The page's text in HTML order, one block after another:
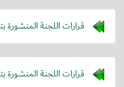
قرارات اللجنة المنشورة
قرارات اللجنة المنشورة